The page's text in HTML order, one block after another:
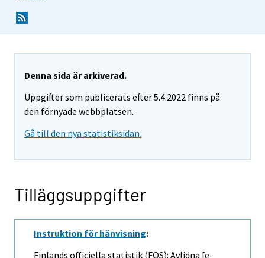
Denna sida är arkiverad.
Uppgifter som publicerats efter 5.4.2022 finns på
den förnyade webbplatsen.
Gå till den nya statistiksidan.
Tilläggsuppgifter
Instruktion för hänvisning:
Finlands officiella statistik (FOS): Avlidna [e-